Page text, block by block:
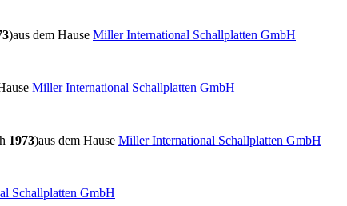
)aus dem Hause Miller International Schallplatten GmbH
Miller International Schallplatten GmbH
1973)aus dem Hause Miller International Schallplatten GmbH
Schallplatten GmbH